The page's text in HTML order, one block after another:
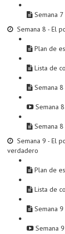
Semana
Semana 8 - El
Plan de
Lista de
Semana
Semana
Semana
Semana 9 - El
verdadero
Plan de
Lista de
Semana
Semana